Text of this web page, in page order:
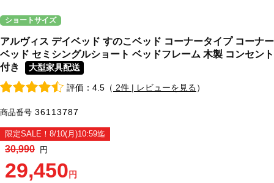
ショートサイズ
アルヴィス デイベッド すのこベッド コーナータイプ コーナー
ベッド セミシングルショート ベッドフレーム 木製 コンセント
付き
大型家具配送
評価：4.5（ 2件 | レビューを見る）
商品番号 36113787
限定SALE！8/10(月)10:59迄
30,990 円
29,450 円